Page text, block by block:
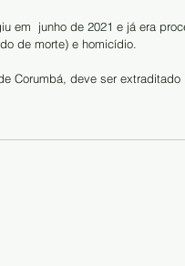
em  junho de 2021 e já era
de morte) e homicídio.
Corumbá, deve ser extraditado